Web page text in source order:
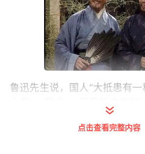
鲁迅先生说，国人“大抵患有一
凡看一部县志，这一县往往有
“远村明月”、“萧寺清钟”、“古
点击查看完整内容